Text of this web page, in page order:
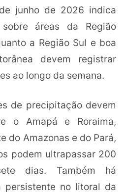
junho de 2026 indica
áreas da Região
a Região Sul e boa
devem registrar
ao longo da semana.
de precipitação devem
o Amapá e Roraima,
do Amazonas e do Pará,
podem ultrapassar 200
dias. Também há
persistente no litoral da